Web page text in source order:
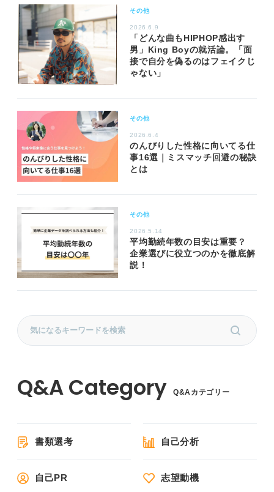
その他
2026.6.9
「どんな曲もHIPHOP感出す
男」King Boyの就活論。「面
接で自分を偽るのはフェイクじ
ゃない」
その他
2026.6.4
のんびりした性格に向いてる仕
事16選｜ミスマッチ回避の秘訣
とは
その他
2026.5.14
平均勤続年数の目安は重要？
企業選びに役立つのかを徹底解
説！
Q&Aカテゴリー
書類選考 自己分析
自己PR 志望動機